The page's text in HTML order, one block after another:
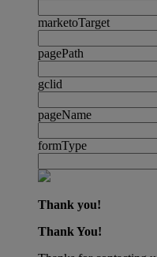
marketoTarget
pagePath
gclid
pageName
formType
Thank you!
Thank You!